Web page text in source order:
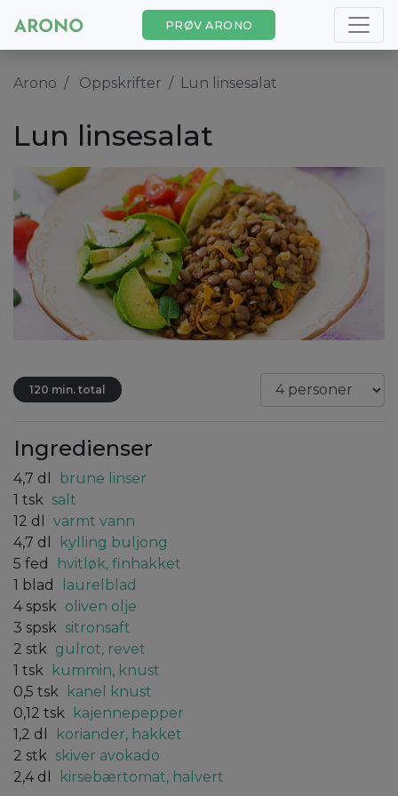
PRØV ARONO
Arono Oppskrifter Lun linsesalat
Lun linsesalat
120 min. total
Ingredienser
4,7 dl
brune linser
1 tsk salt
12 dl
varmt vann
4,7 dl
kylling buljong
5 fed
hvitløk, finhakket
1 blad
laurelblad
4 spsk oliven olje
3 spsk sitronsaft
2 stk gulrot, revet
1 tsk
kummin, knust
0,5 tsk
kanel knust
0,12 tsk
kajennepepper
1,2 dl
koriander, hakket
2 stk skiver avokado
2,4 dl kirsebærtomat, halvert